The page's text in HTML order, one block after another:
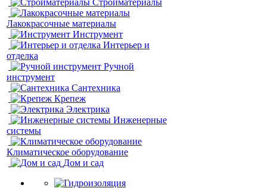
Стройматериалы
Лакокрасочные материалы
Инструмент
Интерьер и
отделка
Ручной
инструмент
Сантехника
Крепеж
Электрика
Инженерные
системы
Климатическое оборудование
Дом и сад